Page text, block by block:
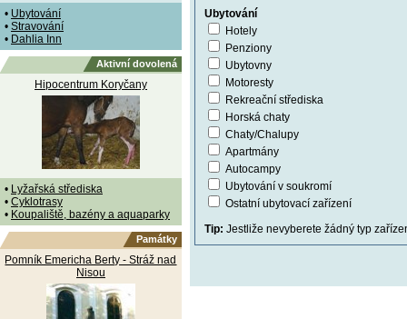
• Ubytování
• Stravování
• Dahlia Inn
Aktivní dovolená
Hipocentrum Koryčany
• Lyžařská střediska
• Cyklotrasy
• Koupaliště, bazény a aquaparky
Památky
Pomník Emericha Berty - Stráž nad
Nisou
Ubytování
Hotely
Penziony
Ubytovny
Motoresty
Rekreační střediska
Horská chaty
Chaty/Chalupy
Apartmány
Autocampy
Ubytování v soukromí
Ostatní ubytovací zařízení
Tip: Jestliže nevyberete žádný typ